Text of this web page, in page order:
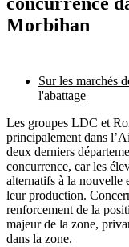
Morbihan
Sur les marchés
l'abattage
Les groupes LDC et
principalement dans
deux derniers
concurrence, car les
alternatifs à la nouvelle
leur production.
renforcement de la
majeur de la zone,
dans la zone.